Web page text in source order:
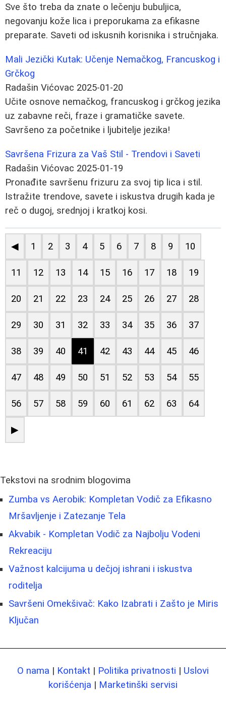
Sve što treba da znate o lečenju bubuljica,
negovanju kože lica i preporukama za efikasne
preparate. Saveti od iskusnih korisnika i stručnjaka.
Mali Jezički Kutak: Učenje Nemačkog, Francuskog i
Grčkog
Radašin Vićovac 2025-01-20
Učite osnove nemačkog, francuskog i grčkog jezika
uz zabavne reči, fraze i gramatičke savete.
Savršeno za početnike i ljubitelje jezika!
Savršena Frizura za Vaš Stil - Trendovi i Saveti
Radašin Vićovac 2025-01-19
Pronađite savršenu frizuru za svoj tip lica i stil.
Istražite trendove, savete i iskustva drugih kada je
reč o dugoj, srednjoj i kratkoj kosi.
◀ 1 2 3 4 5 6 7 8 9 10
11 12 13 14 15 16 17 18 19
20 21 22 23 24 25 26 27 28
29 30 31 32 33 34 35 36 37
38 39 40 41 42 43 44 45 46
47 48 49 50 51 52 53 54 55
56 57 58 59 60 61 62 63 64
▶
Tekstovi na srodnim blogovima
Zumba vs Aerobik: Kompletan Vodič za Efikasno
Mršavljenje i Zatezanje Tela
Akvabik - Kompletan Vodič za Najbolju Vodeni
Rekreaciju
Važnost kalcijuma u dečjoj ishrani i iskustva
roditelja
Savršeni Omekšivač: Kako Izabrati i Zašto je Miris
Ključan
O nama | Kontakt | Politika privatnosti | Uslovi
korišćenja | Marketinški servisi